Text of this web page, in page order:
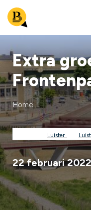
Extra
Kruimelpad
Home
Luister
22 februari 2022